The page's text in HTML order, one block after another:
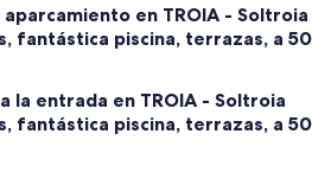
en TROIA - Soltroia
fantástica piscina, terrazas, a 50
la entrada en TROIA - Soltroia
fantástica piscina, terrazas, a 50